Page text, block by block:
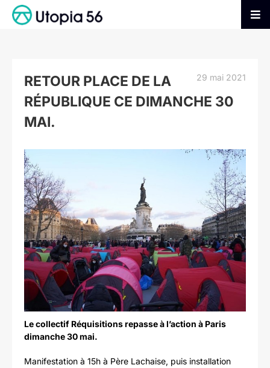
Passer
S’INFORMER
ADHÉRER
FAIRE UN DON
29 mai 2021
RETOUR PLACE DE LA
RÉPUBLIQUE CE DIMANCHE 30
MAI.
Voir
l'image
agrandie
Le collectif Réquisitions repasse à l’action à Paris
dimanche 30 mai.
Manifestation à 15h à Père Lachaise, puis installation